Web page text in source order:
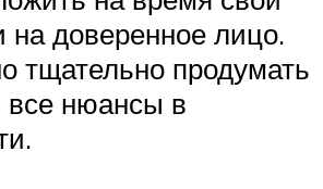
на доверенное лицо.
тщательно продумать
все нюансы в